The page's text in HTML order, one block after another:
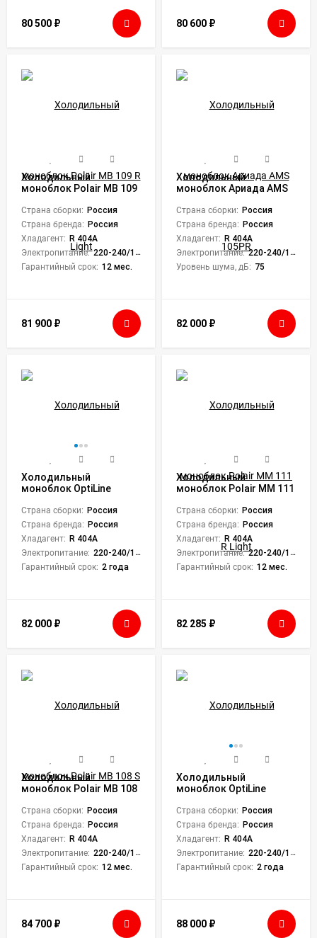
80 500 ₽ 80 600 ₽
Холодильный
моноблок Polair MB 109
Страна сборки: Россия
Страна бренда: Россия
Хладагент: R 404A
Электропитание: 220-240/1/50
Гарантийный срок: 12 мес.
81 900 ₽
Холодильный
моноблок Ариада AMS
Страна сборки: Россия
Страна бренда: Россия
Хладагент: R 404A
Электропитание: 220-240/1/50
Уровень шума, дБ: 75
82 000 ₽
Холодильный
моноблок OptiLine
Страна сборки: Россия
Страна бренда: Россия
Хладагент: R 404A
Электропитание: 220-240/1/50
Гарантийный срок: 2 года
82 000 ₽
Холодильный
моноблок Polair MM 111
Страна сборки: Россия
Страна бренда: Россия
Хладагент: R 404A
Электропитание: 220-240/1/50
Гарантийный срок: 12 мес.
82 285 ₽
Холодильный
моноблок Polair MB 108
Страна сборки: Россия
Страна бренда: Россия
Хладагент: R 404A
Электропитание: 220-240/1/50
Гарантийный срок: 12 мес.
84 700 ₽
Холодильный
моноблок OptiLine
Страна сборки: Россия
Страна бренда: Россия
Хладагент: R 404A
Электропитание: 220-240/1/50
Гарантийный срок: 2 года
88 000 ₽